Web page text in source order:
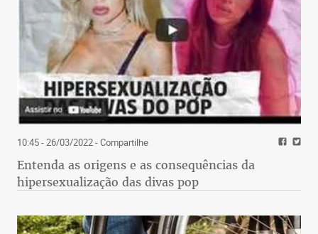
10:45 - 26/03/2022- Compartilhe
Entenda as origens e as consequências da
hipersexualização das divas pop